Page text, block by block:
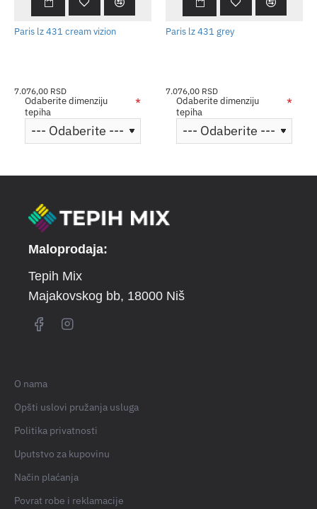
Paris lz 431 cream vizion
7.076,00 RSD
Odaberite dimenziju
tepiha
Paris lz 431 grey
7.076,00 RSD
Odaberite dimenziju
tepiha
Maloprodaja:
Tepih Mix
Majakovskog bb, 18000 Niš
O nama
Opšti uslovi pružanja usluga
Politika privatnosti
Uputstvo za kupovinu
Način plaćanja
Povrat robe i reklamacije